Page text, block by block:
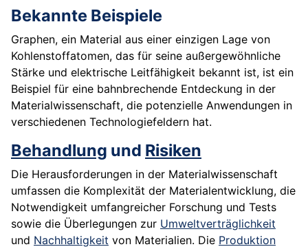
Bekannte Beispiele
Graphen, ein Material aus einer einzigen Lage von
Kohlenstoffatomen, das für seine außergewöhnliche
Stärke und elektrische Leitfähigkeit bekannt ist, ist ein
Beispiel für eine bahnbrechende Entdeckung in der
Materialwissenschaft, die potenzielle Anwendungen in
verschiedenen Technologiefeldern hat.
Behandlung und Risiken
Die Herausforderungen in der Materialwissenschaft
umfassen die Komplexität der Materialentwicklung, die
Notwendigkeit umfangreicher Forschung und Tests
sowie die Überlegungen zur Umweltverträglichkeit
und Nachhaltigkeit von Materialien. Die Produktion